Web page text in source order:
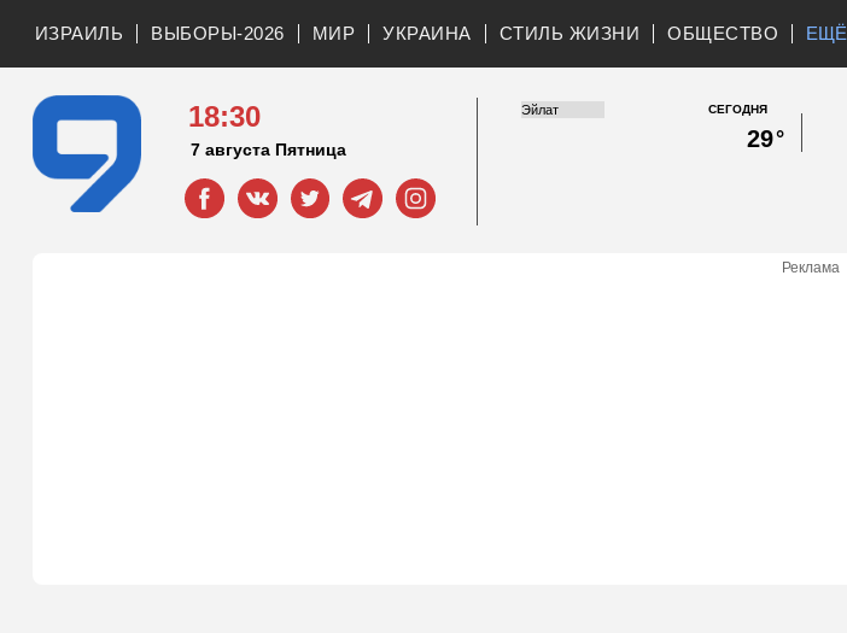
ИЗРАИЛЬ ВЫБОРЫ-2026 МИР УКРАИНА СТИЛЬ ЖИЗНИ ОБЩЕСТВО ЕЩЁ
18:30
7 августа Пятница
СЕГОДНЯ
29°
Реклама